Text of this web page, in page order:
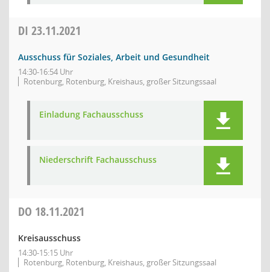
DI 23.11.2021
Ausschuss für Soziales, Arbeit und Gesundheit
14:30-16:54 Uhr
Rotenburg, Rotenburg, Kreishaus, großer Sitzungssaal
Einladung Fachausschuss
Niederschrift Fachausschuss
DO 18.11.2021
Kreisausschuss
14:30-15:15 Uhr
Rotenburg, Rotenburg, Kreishaus, großer Sitzungssaal